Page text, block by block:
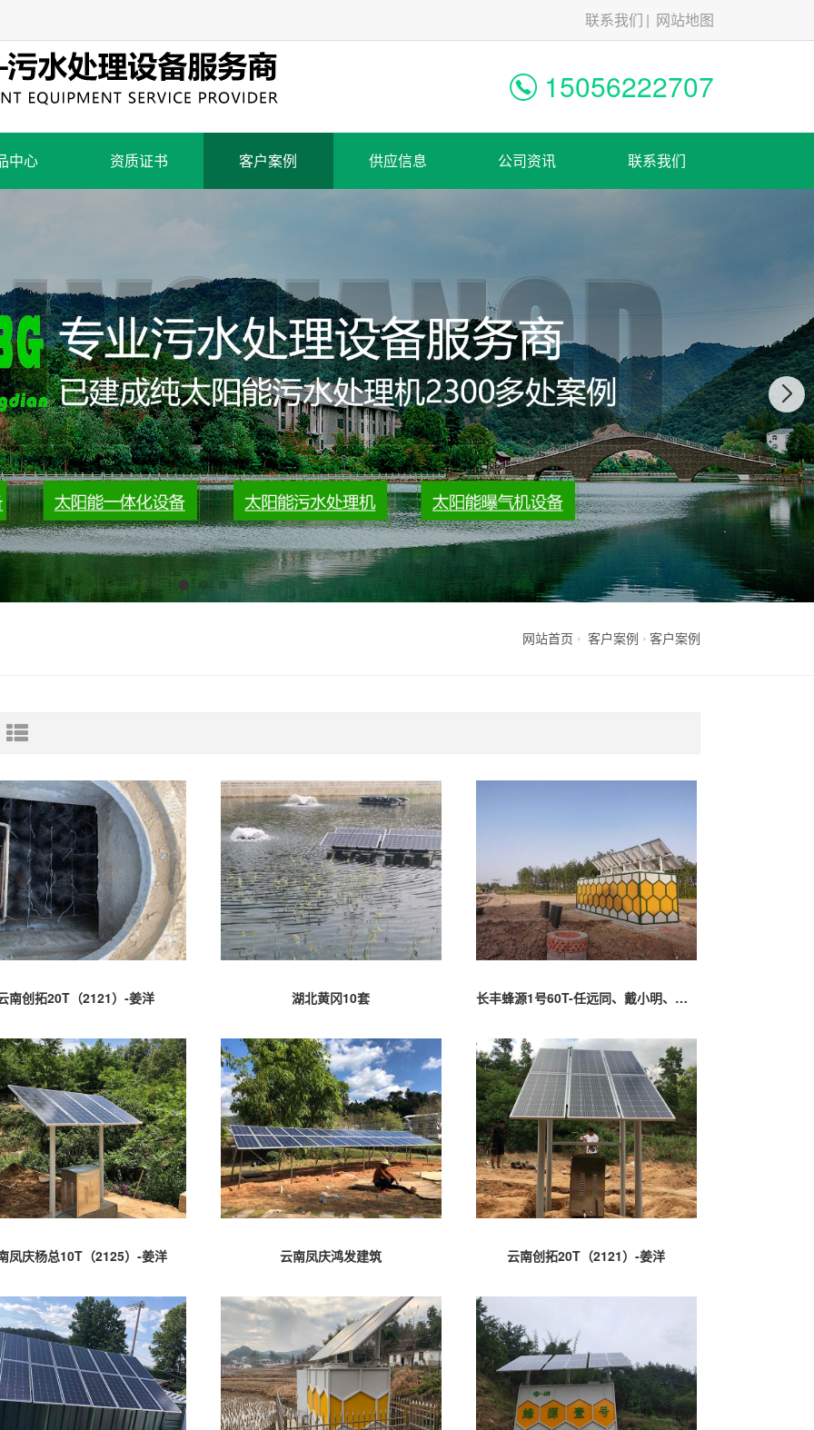
联系我们 网站地图
15056222707
中心 资质证书 客户案例 供应信息 公司资讯 联系我们
网站首页 客户案例 客户案例
南创拓20T（2121）-姜洋 湖北黄冈10套 长丰蜂源1号60T-任远同、戴小明、姜洋、袁基、黄陈
凤庆杨总10T（2125）-姜洋 云南凤庆鸿发建筑 云南创拓20T（2121）-姜洋